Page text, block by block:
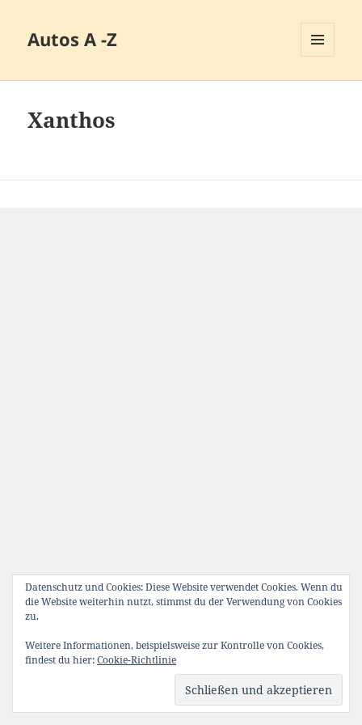
Autos A -Z
Xanthos
Datenschutz und Cookies: Diese Website verwendet Cookies. Wenn du
die Website weiterhin nutzt, stimmst du der Verwendung von Cookies
zu.
Weitere Informationen, beispielsweise zur Kontrolle von Cookies,
findest du hier:Cookie-Richtlinie